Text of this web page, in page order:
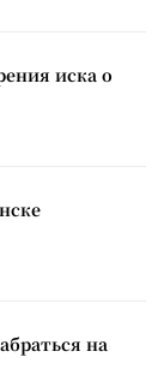
иска о
на